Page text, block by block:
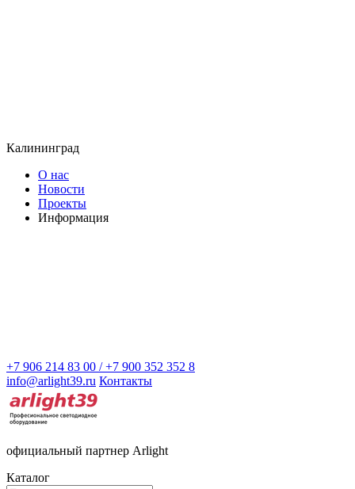
Калининград
О нас
Новости
Проекты
Информация
+7 906 214 83 00 / +7 900 352 352 8
info@arlight39.ru Контакты
официальный партнер Arlight
Каталог